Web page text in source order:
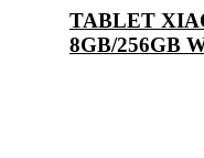
TABLET
8GB/256GB